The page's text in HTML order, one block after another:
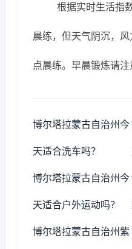
根据实时生活指
晨练，但天气阴沉，
点晨练。早晨锻炼请注
博尔塔拉蒙古自治州今
天适合洗车吗？
博尔塔拉蒙古自治州今
天适合户外运动吗？
博尔塔拉蒙古自治州紫